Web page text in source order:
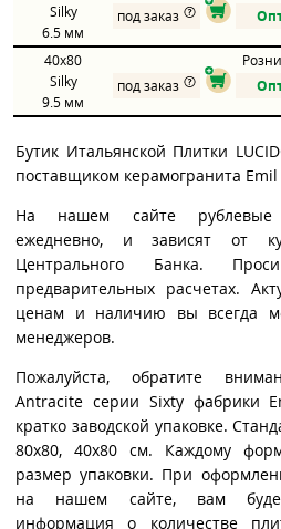
Silky
6.5 мм
под заказ
40x80
Silky
9.5 мм
под заказ
Бутик Итальянской Плитки
поставщиком керамогранита
На нашем сайте рублевые
ежедневно, и зависят от
Центрального Банка.
предварительных расчетах.
ценам и наличию вы всегда
менеджеров.
Пожалуйста, обратите
Antracite серии Sixty фабрики
кратко заводской упаковке.
80x80, 40x80 см. Каждому
размер упаковки. При
на нашем сайте, вам
информация о количестве